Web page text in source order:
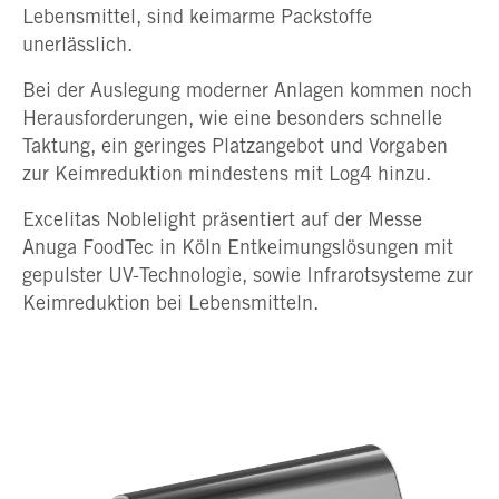
Lebensmittel, sind keimarme Packstoffe
unerlässlich.
Bei der Auslegung moderner Anlagen kommen noch
Herausforderungen, wie eine besonders schnelle
Taktung, ein geringes Platzangebot und Vorgaben
zur Keimreduktion mindestens mit Log4 hinzu.
Excelitas Noblelight präsentiert auf der Messe
Anuga FoodTec in Köln Entkeimungslösungen mit
gepulster UV-Technologie, sowie Infrarotsysteme zur
Keimreduktion bei Lebensmitteln.